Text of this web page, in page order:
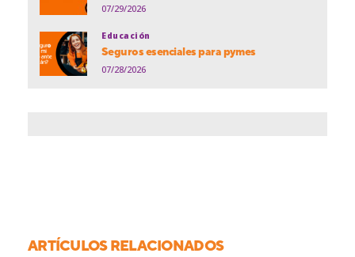
07/29/2026
Educación
Seguros esenciales para pymes
07/28/2026
ARTÍCULOS RELACIONADOS